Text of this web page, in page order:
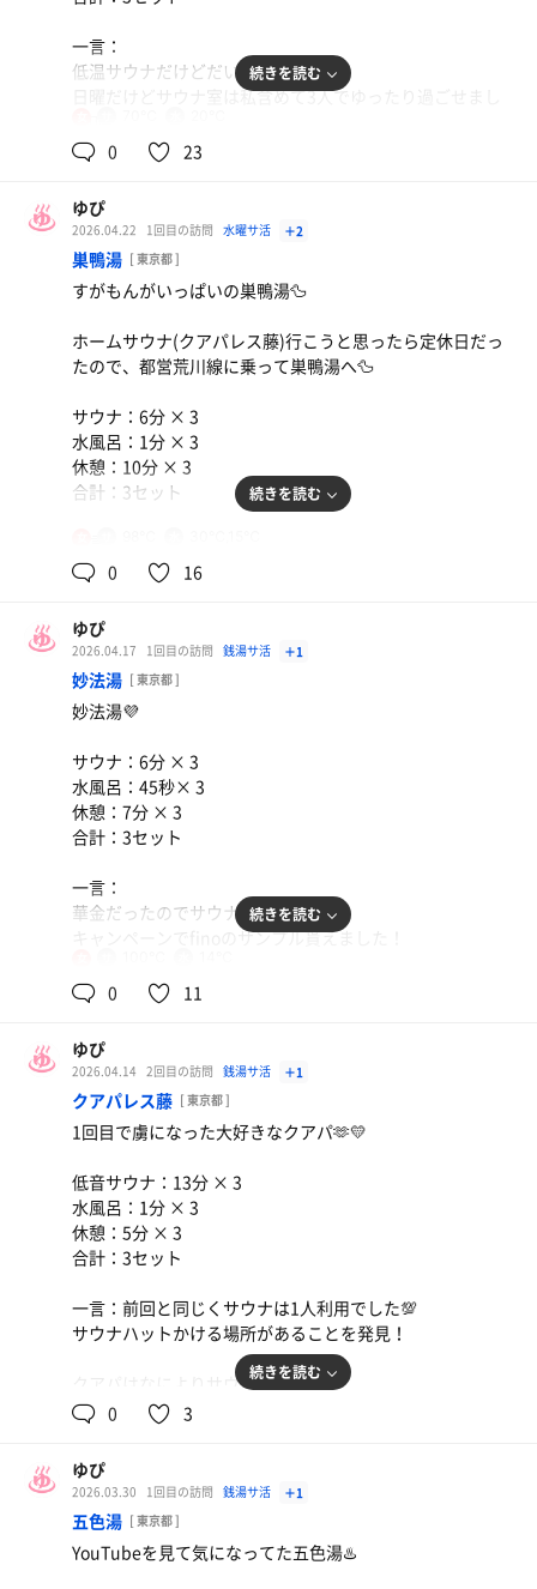
250円で神🫶
雪印フルーツ牛乳
やっぱり瓶が最高🐄
一言：
低温サウナだけどだいぶ汗かいた～！
日曜だけどサウナ室は私含めて3人でゆったり過ごせまし
350円🍺
続きを読む
0 23
ゆぴ
2026.04.22 1回目の訪問 水曜サ活 ＋2
巣鴨湯 [ 東京都 ]
すがもんがいっぱいの巣鴨湯🦆
ホームサウナ(クアパレス藤)行こうと思ったら定休日だっ
たので、都営荒川線に乗って巣鴨湯へ🦆
サウナ：6分 × 3
水風呂：1分 × 3
休憩：10分 × 3
合計：3セット
初ロウリュウありのサウナ！
水風呂が15度と30度(バイブラ)がある🩵
休憩室が暗くて専用の部屋になっててよきよき🙆‍♀️
しかし何故かあんまり整わなかった🥹
休憩室がちょっと自分的に寒かったのかも🥲
(シルキー？、寝転びジェット、腰掛けジェット、電気、
内露天風呂)
ビール(小)は300円🍺
続きを読む
0 16
ゆぴ
2026.04.17 1回目の訪問 銭湯サ活 ＋1
妙法湯 [ 東京都 ]
妙法湯💜
サウナ：6分 × 3
水風呂：45秒× 3
休憩：7分 × 3
合計：3セット
一言：
華金だったのでサウナは割と🈵
キャンペーンでfinoのサンプル貰えました！
シルキー湯からの
水風呂からの整いからの
電気湯が妙法湯のサウナの入り方みたいです♨️
あちあちの設定温度からの
水風呂からの休憩めちゃくちゃ整いました🙌
女性が欲しいもの揃っててほぼ手ぶらで行ける🙆‍♀️
・サウナハット
・サウナマット
・ボディタオル
・飲み物
だけ持っていけば大丈夫🥰
シャワーやドライヤーもReFaで最高❤︎
外気浴あればパーフェクト銭湯🥹
リピ確定🫶
LINE友達追加でシール
Xフォローで入浴剤が貰えます♡♡
続きを読む
0 11
ゆぴ
2026.04.14 2回目の訪問 銭湯サ活 ＋1
クアパレス藤 [ 東京都 ]
1回目で虜になった大好きなクアパ🫶💛
低音サウナ：13分 × 3
水風呂：1分 × 3
休憩：5分 × 3
合計：3セット
一言：前回と同じくサウナは1人利用でした💯
サウナハットかける場所があることを発見！
クアパはなによりサウナ上がりの
アクアリウムを見ながら飲むビールが至福です🍺🐠
続きを読む
0 3
ゆぴ
2026.03.30 1回目の訪問 銭湯サ活 ＋1
五色湯 [ 東京都 ]
YouTubeを見て気になってた五色湯♨️